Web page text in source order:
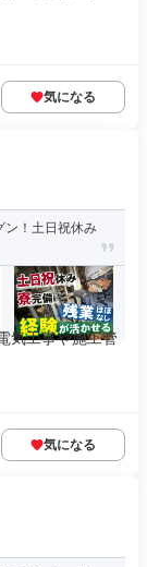
気になる
ン！土日祝休み
気工事や施工管
気になる